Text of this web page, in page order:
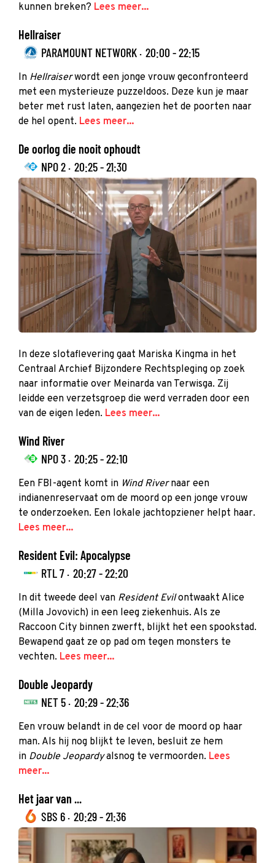
kunnen breken? Lees meer...
Hellraiser
PARAMOUNT NETWORK · 20:00 - 22:15
In Hellraiserwordt een jonge vrouw geconfronteerd
met een mysterieuze puzzeldoos. Deze kun je maar
beter met rust laten, aangezien het de poorten naar
de hel opent. Lees meer...
De oorlog die nooit ophoudt
NPO 2 · 20:25 - 21:30
In deze slotaflevering gaat Mariska Kingma in het
Centraal Archief Bijzondere Rechtspleging op zoek
naar informatie over Meinarda van Terwisga. Zij
leidde een verzetsgroep die werd verraden door een
van de eigen leden. Lees meer...
Wind River
NPO 3 · 20:25 - 22:10
Een FBI-agent komt in Wind Rivernaar een
indianenreservaat om de moord op een jonge vrouw
te onderzoeken. Een lokale jachtopziener helpt haar.
Lees meer...
Resident Evil: Apocalypse
RTL 7 · 20:27 - 22:20
In dit tweede deel van Resident Evilontwaakt Alice
(Milla Jovovich) in een leeg ziekenhuis. Als ze
Raccoon City binnen zwerft, blijkt het een spookstad.
Bewapend gaat ze op pad om tegen monsters te
vechten. Lees meer...
Double Jeopardy
NET 5 · 20:29 - 22:36
Een vrouw belandt in de cel voor de moord op haar
man. Als hij nog blijkt te leven, besluit ze hem
in Double Jeopardyalsnog te vermoorden. Lees
meer...
Het jaar van ...
SBS 6 · 20:29 - 21:36